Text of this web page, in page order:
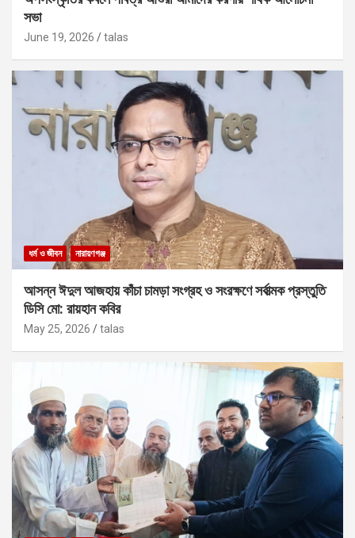
সভা
June 19, 2026 talas
ধর্ম ও জীবন নারায়ণগঞ্জ
আসন্ন ঈদুল আজহায় কাঁচা চামড়া সংগ্রহ ও সংরক্ষণে সর্বাত্মক প্রস্তুতি
ডিসি মো: রায়হান কবির
May 25, 2026 talas